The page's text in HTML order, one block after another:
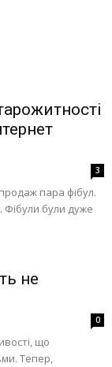
3
пара фібул.
Фібули були дуже
не
0
що
Тепер,